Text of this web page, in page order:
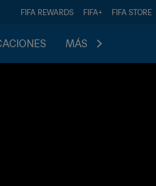
FIFA REWARDS FIFA+ FIFA STORE
MÁS